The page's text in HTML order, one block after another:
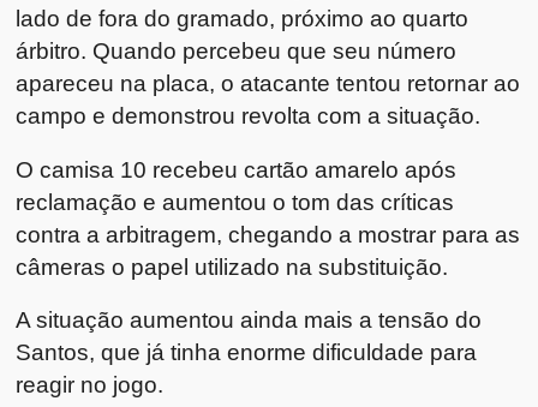
lado de fora do gramado, próximo ao quarto
árbitro. Quando percebeu que seu número
apareceu na placa, o atacante tentou retornar ao
campo e demonstrou revolta com a situação.
O camisa 10 recebeu cartão amarelo após
reclamação e aumentou o tom das críticas
contra a arbitragem, chegando a mostrar para as
câmeras o papel utilizado na substituição.
A situação aumentou ainda mais a tensão do
Santos, que já tinha enorme dificuldade para
reagir no jogo.